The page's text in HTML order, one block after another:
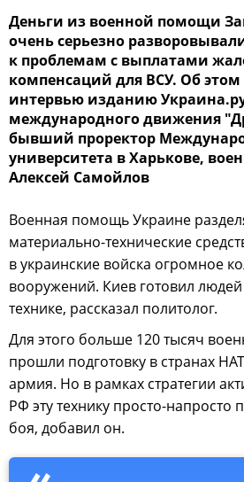
Деньги из военной помощи
очень серьезно
к проблемам с выплатами
компенсаций для ВСУ. Об этом
интервью изданию
международного движения
бывший проректор
университета в Харькове,
Алексей Самойлов
Военная помощь Украине
материально-технические
в украинские войска огромное
вооружений. Киев готовил людей
технике, рассказал политолог.
Для этого больше 120 тысяч
прошли подготовку в странах
армия. Но в рамках стратегии
РФ эту технику просто-напросто
боя, добавил он.